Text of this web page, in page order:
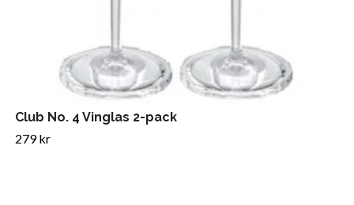
Club No. 4 Vinglas 2-pack
279 kr